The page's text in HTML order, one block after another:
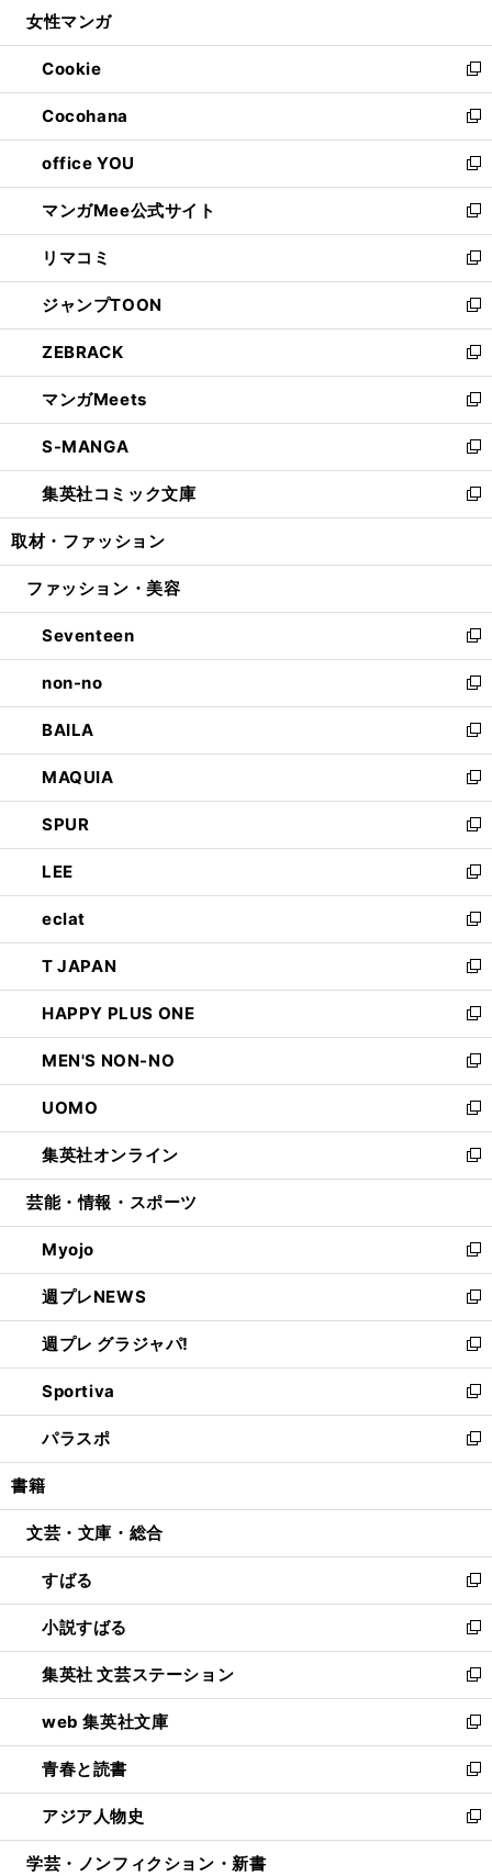
開
く
ウ
で
開
く
ン
ド
ウ
で
開
く
ウ
ィ
ン
ド
ウ
で
開
く
女性マンガ
Cookie
新
し
い
ウ
ィ
ン
ド
ウ
で
開
く
Cocohana
新
し
い
ウ
ィ
ン
ド
ウ
で
開
く
office YOU
新
し
い
ウ
ィ
ン
ド
ウ
で
開
く
マンガMee公式サイト
新
し
い
ウ
ィ
ン
ド
ウ
で
開
く
リマコミ
新
し
い
ウ
ィ
ン
ド
ウ
で
開
く
ジャンプTOON
新
し
い
ウ
ィ
ン
ド
ウ
で
開
ZEBRACK
新
し
い
ウ
ィ
ン
ド
ウ
開
マンガMeets
新
し
い
ウ
ィ
ン
ウ
開
く
S-MANGA
新
し
い
ウ
ン
ウ
で
開
く
集英社コミック文庫
新
し
ウ
ン
ド
ウ
で
開
く
取材・ファッション
ファッション・美容
Seventeen
新
し
い
ウ
ィ
ン
ド
ウ
で
開
く
non-no
新
し
い
ウ
ィ
ン
ド
ウ
で
開
く
BAILA
新
し
い
ウ
ィ
ン
ド
ウ
で
開
く
MAQUIA
新
し
い
ウ
ィ
ン
ド
ウ
で
開
く
SPUR
新
し
い
ウ
ィ
ン
ド
ウ
で
開
く
LEE
新
し
い
ウ
ィ
ン
ド
ウ
で
開
く
eclat
新
し
い
ウ
ィ
ン
ド
ウ
で
開
く
T JAPAN
新
し
い
ウ
ィ
ン
ド
ウ
で
開
HAPPY PLUS ONE
新
し
い
ウ
ィ
ン
ド
ウ
開
く
MEN'S NON-NO
新
し
い
ウ
ィ
ン
ウ
で
開
く
UOMO
新
し
い
ウ
ン
ド
ウ
で
開
く
集英社オンライン
新
し
ウ
ィ
ン
ド
ウ
で
開
く
芸能・情報・スポーツ
Myojo
新
し
い
ウ
ィ
ン
ド
ウ
で
開
週プレNEWS
新
し
い
ウ
ィ
ン
ド
ウ
開
週プレ グラジャパ!
新
し
い
ウ
ィ
ン
ウ
開
く
Sportiva
新
し
い
ウ
ン
ウ
で
開
く
パラスポ
新
し
ウ
ン
ド
ウ
で
開
く
書籍
文芸・文庫・総合
すばる
新
し
い
ウ
ィ
ン
ド
ウ
で
開
く
小説すばる
新
し
い
ウ
ィ
ン
ド
ウ
で
開
集英社 文芸ステーション
新
し
い
ウ
ィ
ン
ド
ウ
web 集英社文庫
新
し
い
ウ
ィ
ン
青春と読書
新
し
い
ウ
アジア人物史
新
し
学芸・ノンフィクション・新書